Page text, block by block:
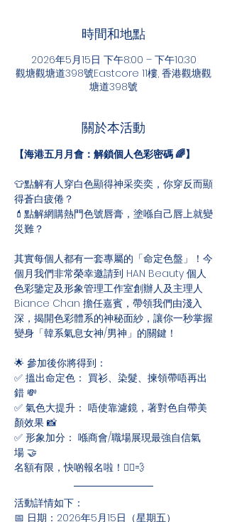
時間和地點
2026年5月15日 下午8:00 – 下午10:30
觀塘觀塘道398號Eastcore 11樓, 香港觀塘觀
塘道398號
關於本活動
【海港五月月會：解鎖個人色彩密碼 🌈】
👕點解有人穿白色顯得神采奕奕，你穿反而顯
得蒼白疲倦？
💄點解網購熱門色號唇膏，塗喺自己唇上就變
災難？
其實每個人都有一套專屬的「命定色盤」！今
個月我們非常榮幸邀請到 HAN Beauty 個人
色彩鑒定及形象管理工作室創辦人及主理人
Biance Chan 擔任嘉賓，帶領我們由淺入
深，揭開色彩體系的神秘面紗，讓你一秒掌握
變身「韓系氣息女神/男神」的關鍵！
🌟 參加後你將得到：
✅ 搵出命定色： 買衫、染髮、揀領帶唔再出
錯 💸
✅ 氣色大提升： 唔使靠濾鏡，著對色自帶美
顏效果 📸
✅ 形象加分： 喺商會/職場展現最強自信氣
場 🤝
名額有限，快啲報名啦！🏃‍♂️💨
活動詳情如下：
📅 日期：2026年5月15日（星期五）